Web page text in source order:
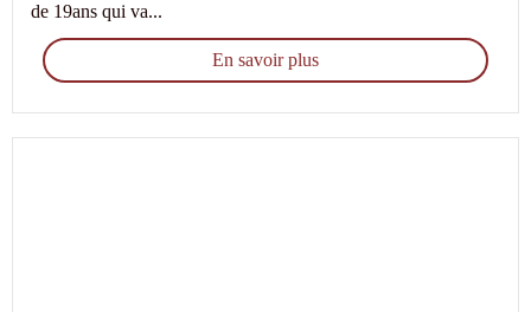
de 19ans qui va...
En savoir plus